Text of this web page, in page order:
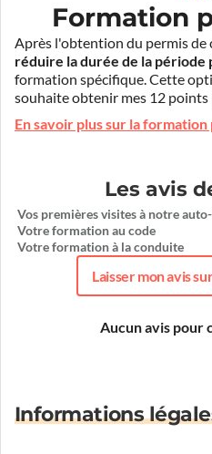
Formation
Après l'obtention du permis de
réduire la durée de la période
formation spécifique. Cette
souhaite obtenir mes 12 points
En savoir plus sur la
Les avis
Vos premières visites à notre
Votre formation au code
Votre formation à la conduite
Laisser mon avis
Aucun avis pour
Informations